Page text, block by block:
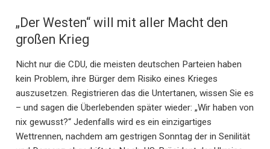
„Der Westen“ will mit aller Macht den
großen Krieg
Nicht nur die CDU, die meisten deutschen Parteien haben
kein Problem, ihre Bürger dem Risiko eines Krieges
auszusetzen. Registrieren das die Untertanen, wissen Sie es
– und sagen die Überlebenden später wieder: „Wir haben von
nix gewusst?“ Jedenfalls wird es ein einzigartiges
Wettrennen, nachdem am gestrigen Sonntag der in Senilität